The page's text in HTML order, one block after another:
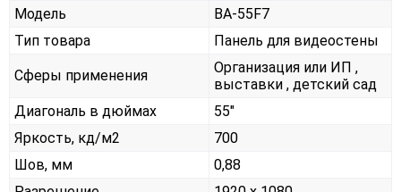
Модель
BA-55F7
Тип товара
Панель для видеостены
Сферы применения
Организация или ИП ,
выставки , детский сад
Диагональ в дюймах
55"
Яркость, кд/м2
700
Шов, мм
0,88